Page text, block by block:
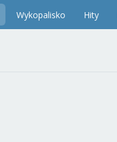
Wykopalisko Hity